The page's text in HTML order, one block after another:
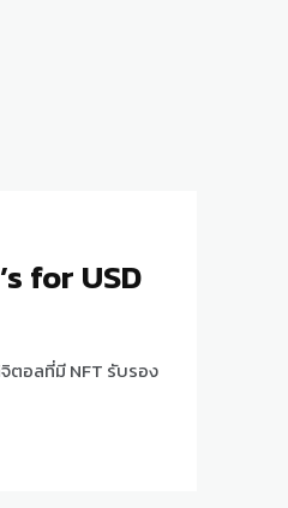
for USD
ตอลที่มี NFT รับรอง